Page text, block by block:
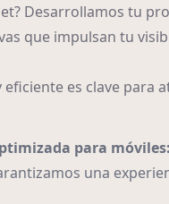
Desarrollamos tu
que impulsan tu
es clave
para móviles:
una